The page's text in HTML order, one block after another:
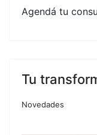
Agendá tu
Tu
Novedades